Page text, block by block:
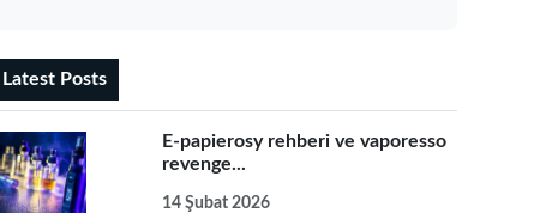
Latest Posts
E-papierosy rehberi ve vaporesso
revenge...
14 Şubat 2026